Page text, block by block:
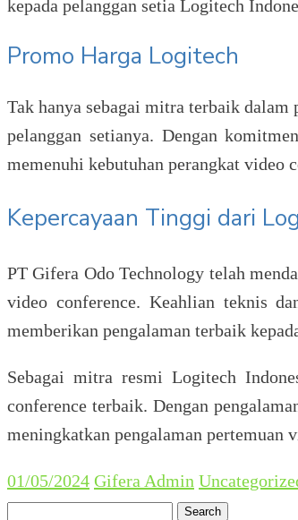
kepada pelanggan setia Logitech
Promo Harga Logitech
Tak hanya sebagai mitra terbaik
pelanggan setianya. Dengan
memenuhi kebutuhan perangkat video
Kepercayaan Tinggi dari
PT Gifera Odo Technology telah
video conference. Keahlian teknis
memberikan pengalaman terbaik
Sebagai mitra resmi Logitech
conference terbaik. Dengan
meningkatkan pengalaman pertemuan
01/05/2024 Gifera Admin
Search